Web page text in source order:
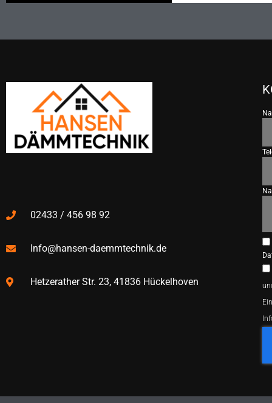
02433 / 456 98 92
Info@hansen-daemmtechnik.de
Hetzerather Str. 23, 41836 Hückelhoven